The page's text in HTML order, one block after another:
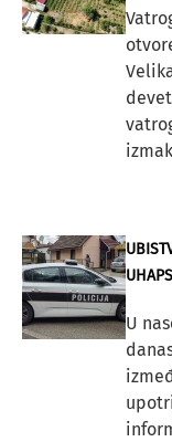
U